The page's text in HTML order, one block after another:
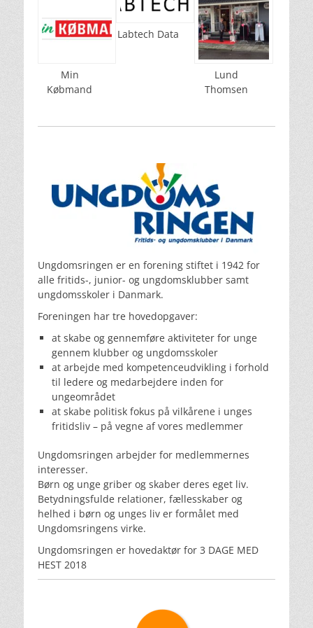
Min
Købmand
Labtech Data
Lund
Thomsen
Ungdomsringen er en forening stiftet i 1942 for
alle fritids-, junior- og ungdomsklubber samt
ungdomsskoler i Danmark.
Foreningen har tre hovedopgaver:
at skabe og gennemføre aktiviteter for unge
gennem klubber og ungdomsskoler
at arbejde med kompetenceudvikling i forhold
til ledere og medarbejdere inden for
ungeområdet
at skabe politisk fokus på vilkårene i unges
fritidsliv – på vegne af vores medlemmer
Ungdomsringen arbejder for medlemmernes
interesser.
Børn og unge griber og skaber deres eget liv.
Betydningsfulde relationer, fællesskaber og
helhed i børn og unges liv er formålet med
Ungdomsringens virke.
Ungdomsringen er hovedaktør for 3 DAGE MED
HEST 2018